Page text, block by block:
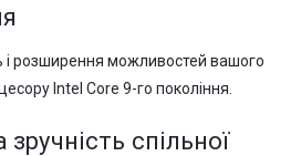
і розширення можливостей вашого
Intel Core 9-го покоління.
спільної